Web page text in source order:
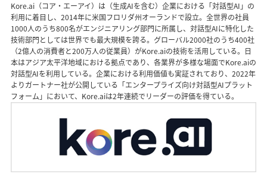
Kore.ai（コア・エーアイ）は（生成AIを含む）企業における「対話型AI」の
利用に着目し、2014年に米国フロリダ州オーランドで設立。全世界の社員
1000人のうち800名がエンジニアリング部門に所属し、対話型AIに特化した
技術部門としては世界でも最大規模を誇る。グローバル2000社のうち400社
（2億人の消費者と200万人の従業員）がKore.aiの技術を活用している。日
本はアジア太平洋地域における拠点であり、各業界が多様な場面でKore.aiの
対話型AIを利用している。企業における利用価値も実証されており、2022年
よりガートナー社が公開している「エンタープライズ向け対話型AIプラット
フォーム」において、Kore.aiは2年連続でリーダーの評価を得ている。